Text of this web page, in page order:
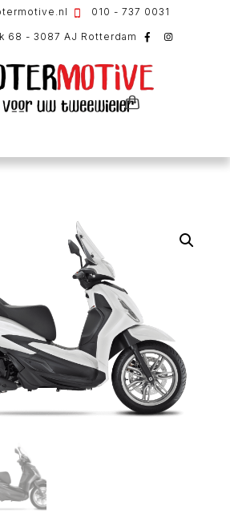
010 - 737 0031
68 - 3087 AJ Rotterdam